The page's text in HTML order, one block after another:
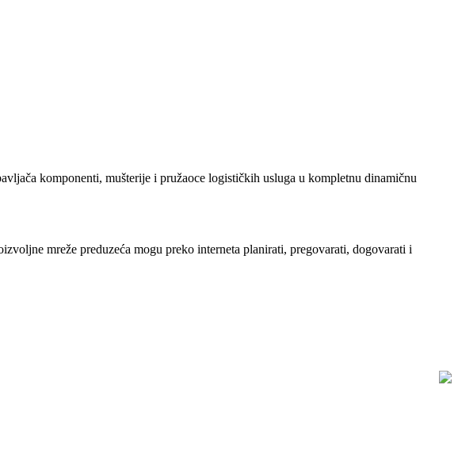
komponenti, mušterije i pružaoce logističkih usluga u kompletnu dinamičnu
mreže preduzeća mogu preko interneta planirati, pregovarati, dogovarati i